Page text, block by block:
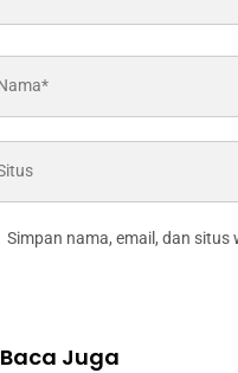
Simpan nama, email, dan
Baca Juga